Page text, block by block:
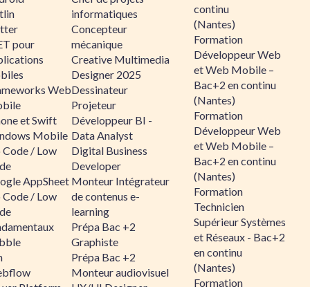
pour
Web
et Swift
Mobile
/ Low
AppSheet
/ Low
informatiques
Concepteur
mécanique
Creative Multimedia
Designer 2025
Dessinateur
Projeteur
Développeur BI -
Data Analyst
Digital Business
Developer
Monteur Intégrateur
de contenus e-
learning
Prépa Bac +2
Graphiste
Prépa Bac +2
Monteur audiovisuel
continu
(Nantes)
Formation
Développeur Web
et Web Mobile –
Bac+2 en continu
(Nantes)
Formation
Développeur Web
et Web Mobile –
Bac+2 en continu
(Nantes)
Formation
Technicien
Supérieur Systèmes
et Réseaux - Bac+2
en continu
(Nantes)
Formation